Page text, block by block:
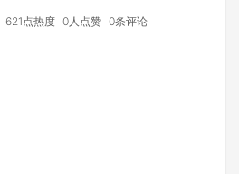
621点热度 0人点赞 0条评论